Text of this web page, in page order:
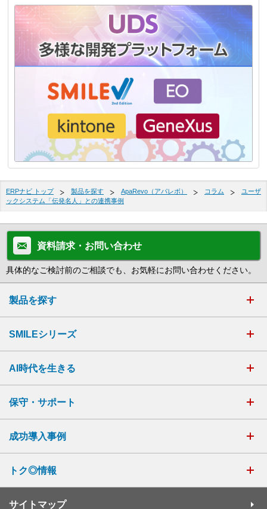
ERPナビ トップ 製品を探す ApaRevo（アパレボ） コラム
ユーザ
ックシステム「伝発名人」との連携事例
資料請求・お問い合わせ
具体的なご検討前のご相談でも、お気軽にお問い合わせください。
製品を探す
SMILEシリーズ
AI時代を生きる
保守・サポート
成功導入事例
トク◎情報
サイトマップ